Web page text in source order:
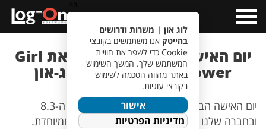
Menu
יום האישה הבינלאומי – הרצאת Girl
Power להעצמת נשות לוג-און
יום האישה הבינלאומי 2018 נערך ביום חמישי ה-8.3
ובחברה שלנו החליטו לציין זאת בצורה חגיגית ומיוחדת.
לוג און | משרות ודרושים
בהייטק אנו משתמשים בקובצי
Cookie כדי לשפר את חוויית
המשתמש שלך. המשך השימוש
באתר מהווה הסכמה לשימוש
בקובצי עוגיות.
אישור
מדיניות הפרטיות